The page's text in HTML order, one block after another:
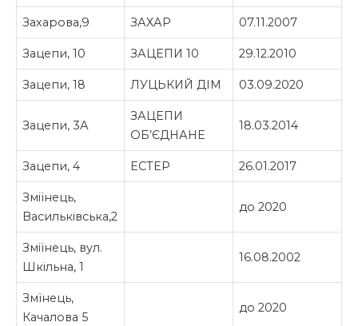
Захарова,9 ЗАХАР 07.11.2007
Зацепи, 10 ЗАЦЕПИ 10 29.12.2010
Зацепи, 18 ЛУЦЬКИЙ ДІМ 03.09.2020
Зацепи, 3А
ЗАЦЕПИ
ОБ’ЄДНАНЕ
18.03.2014
Зацепи, 4 ЕСТЕР 26.01.2017
Зміїнець,
Васильківська,2
до 2020
Зміїнець, вул.
Шкільна, 1
16.08.2002
Змїнець,
Качалова 5
до 2020